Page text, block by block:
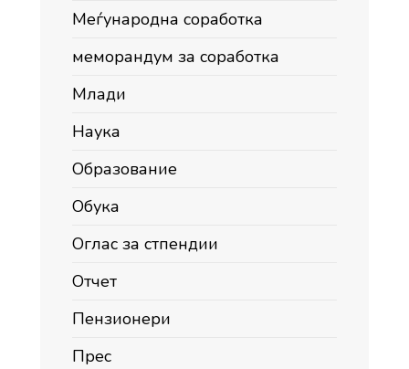
Меѓународна соработка
меморандум за соработка
Млади
Наука
Образование
Обука
Оглас за стпендии
Отчет
Пензионери
Прес